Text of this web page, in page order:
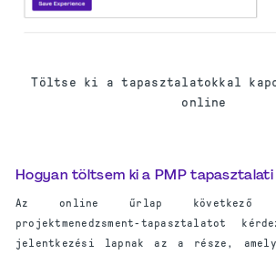
Töltse ki a tapasztalatokkal
online
Hogyan töltsem ki a PMP
Az online űrlap következő
projektmenedzsment-tapasztalatot
jelentkezési lapnak az a része,